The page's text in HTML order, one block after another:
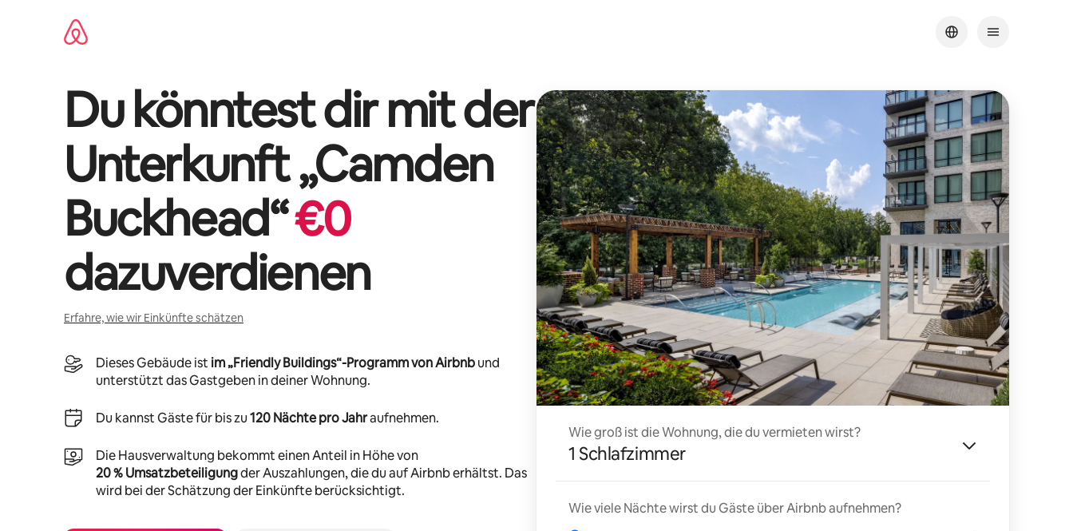
Du könntest dir mit der
Unterkunft „Camden
Buckhead“€0
dazuverdienen
Erfahre, wie wir Einkünfte schätzen
Dieses Gebäude ist im „Friendly Buildings“-Programm von Airbnbund
unterstützt das Gastgeben in deiner Wohnung.
Du kannst Gäste für bis zu120 Nächte pro Jahraufnehmen.
Die Hausverwaltung bekommt einen Anteil in Höhe von
20 % Umsatzbeteiligungder Auszahlungen, die du auf Airbnb erhältst. Das
wird bei der Schätzung der Einkünfte berücksichtigt.
Wie groß ist die Wohnung, die du vermieten wirst?
1 Schlafzimmer
Wie viele Nächte wirst du Gäste über Airbnb aufnehmen?